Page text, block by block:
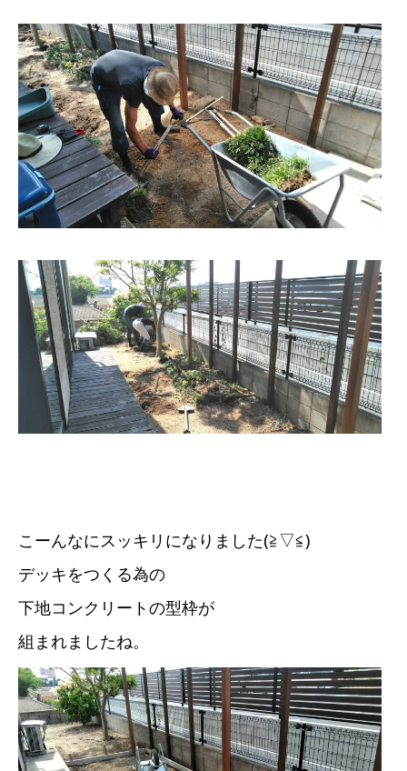
こーんなにスッキリになりました(≧▽≦)
デッキをつくる為の
下地コンクリートの型枠が
組まれましたね。